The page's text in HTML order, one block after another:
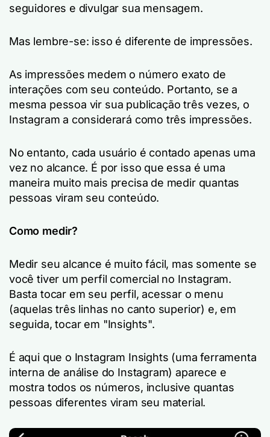
seguidores e divulgar sua mensagem.
Mas lembre-se: isso é diferente de impressões.
As impressões medem o número exato de
interações com seu conteúdo. Portanto, se a
mesma pessoa vir sua publicação três vezes, o
Instagram a considerará como três impressões.
No entanto, cada usuário é contado apenas uma
vez no alcance. É por isso que essa é uma
maneira muito mais precisa de medir quantas
pessoas viram seu conteúdo.
Como medir?
Medir seu alcance é muito fácil, mas somente se
você tiver um perfil comercial no Instagram.
Basta tocar em seu perfil, acessar o menu
(aquelas três linhas no canto superior) e, em
seguida, tocar em "Insights".
É aqui que o Instagram Insights (uma ferramenta
interna de análise do Instagram) aparece e
mostra todos os números, inclusive quantas
pessoas diferentes viram seu material.